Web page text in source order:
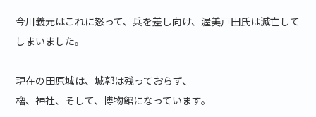
今川義元はこれに怒って、兵を差し向け、渥美戸田氏は滅亡して
しまいました。
現在の田原城は、城郭は残っておらず、
櫓、神社、そして、博物館になっています。